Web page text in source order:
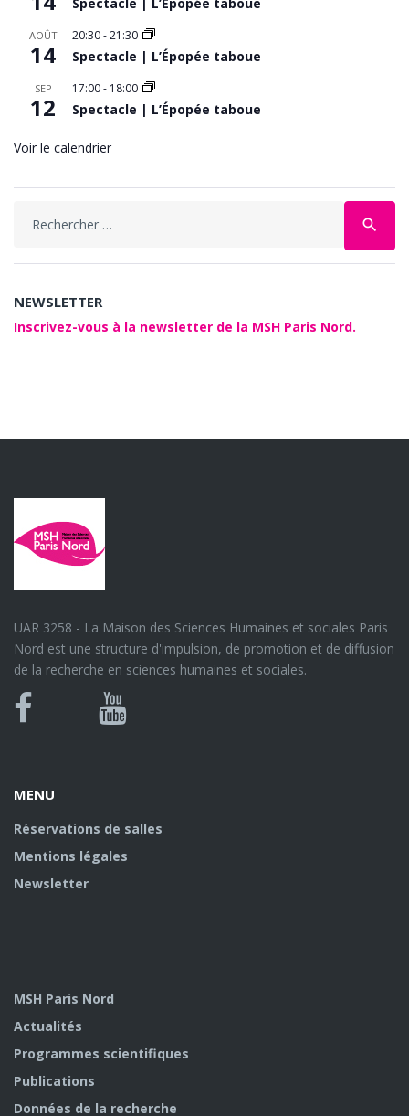
AOÛT
14
20:30-21:30
Spectacle | L’Épopée taboue
SEP
12
17:00- 18:00
Spectacle | L’Épopée taboue
Voir le calendrier
search
NEWSLETTER
Inscrivez-vous à la newsletter de la MSH Paris Nord.
UAR 3258 - La Maison des Sciences Humaines et sociales Paris
Nord est une structure d'impulsion, de promotion et de diffusion
de la recherche en sciences humaines et sociales.
Bluesky
Canal
MENU
Réservations de salles
Mentions légales
Newsletter
MSH Paris Nord
Actualités
Programmes scientifiques
Publications
Données de la recherche